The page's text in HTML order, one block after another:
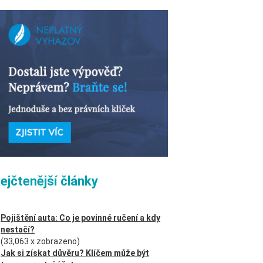
články
Pojištění auta: Co je povinné ručení a kdy
nestačí?
(33,063 x zobrazeno)
Jak si získat důvěru? Klíčem může být